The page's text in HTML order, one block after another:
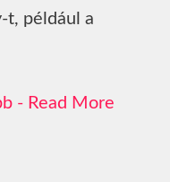
t, például a
Read More